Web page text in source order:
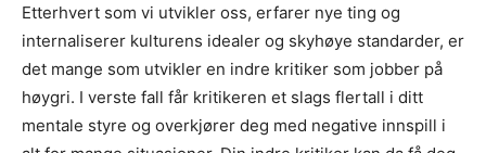
Etterhvert som vi utvikler oss, erfarer nye ting og
internaliserer kulturens idealer og skyhøye standarder, er
det mange som utvikler en indre kritiker som jobber på
høygri. I verste fall får kritikeren et slags flertall i ditt
mentale styre og overkjører deg med negative innspill i